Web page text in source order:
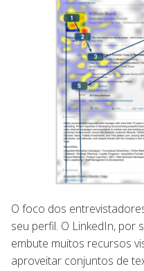
O foco dos
seu perfil. O LinkedIn, por
embute muitos recursos
aproveitar conjuntos de